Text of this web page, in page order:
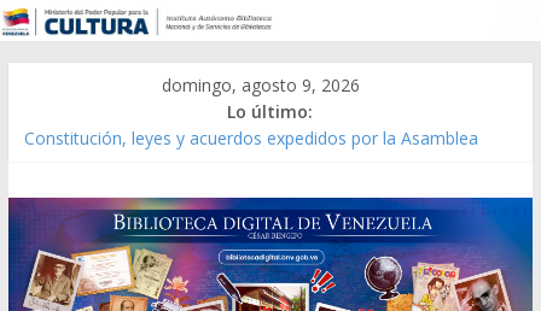
domingo, agosto 9, 2026
Lo último:
Constitución, leyes y acuerdos expedidos por la Asamblea
Modesta Bor Sánchez [material gráfico]
Gaceta Oficial de la República de Venezuela año CXXXIII Mes V,
Caracas 09 de marzo de 2006 N° 38.394
Catálogo temático de obras de Modesta Bor